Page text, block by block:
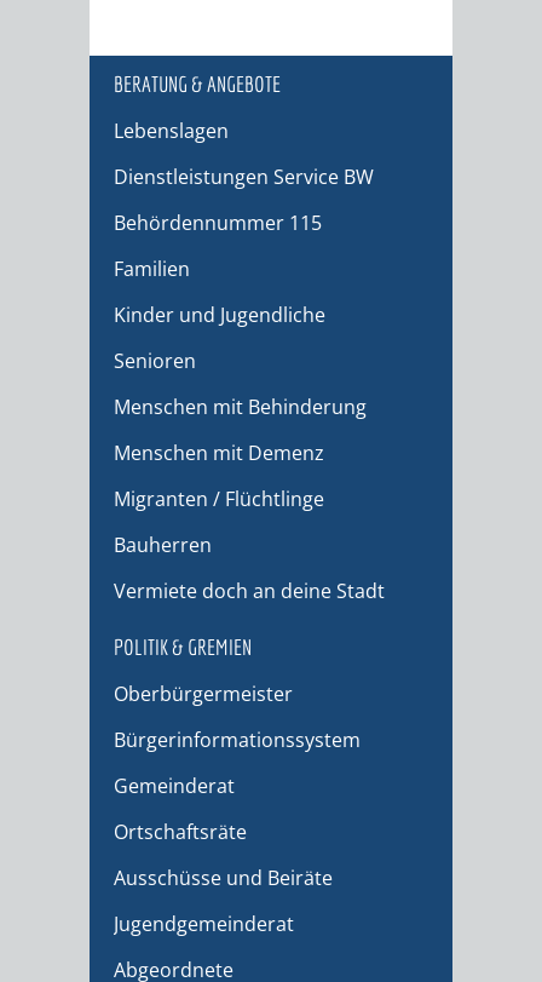
BERATUNG & ANGEBOTE
Lebenslagen
Dienstleistungen Service BW
Behördennummer 115
Familien
Kinder und Jugendliche
Senioren
Menschen mit Behinderung
Menschen mit Demenz
Migranten / Flüchtlinge
Bauherren
Vermiete doch an deine Stadt
POLITIK & GREMIEN
Oberbürgermeister
Bürgerinformationssystem
Gemeinderat
Ortschaftsräte
Ausschüsse und Beiräte
Jugendgemeinderat
Abgeordnete